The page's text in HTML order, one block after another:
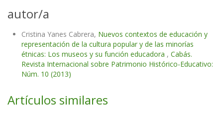
autor/a
Cristina Yanes Cabrera, Nuevos contextos de educación y
representación de la cultura popular y de las minorías
étnicas: Los museos y su función educadora , Cabás.
Revista Internacional sobre Patrimonio Histórico-Educativo:
Núm. 10 (2013)
Artículos similares